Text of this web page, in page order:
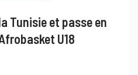
Tunisie et passe en
U18